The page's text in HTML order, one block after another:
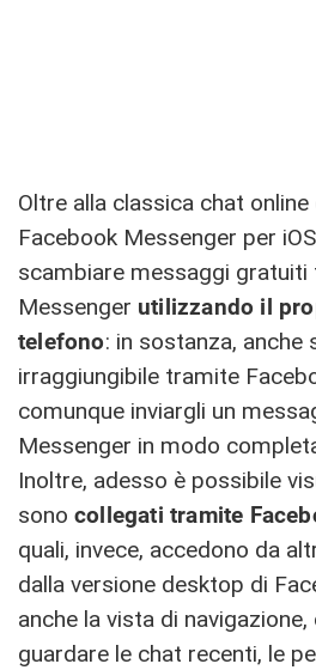
Oltre alla classica chat
Facebook Messenger per
scambiare messaggi
Messenger utilizzando il
telefono: in sostanza, anche
irraggiungibile tramite
comunque inviargli un
Messenger in modo
Inoltre, adesso è possibile
sono collegati tramite
quali, invece, accedono da
dalla versione desktop di
anche la vista di
guardare le chat recenti, le